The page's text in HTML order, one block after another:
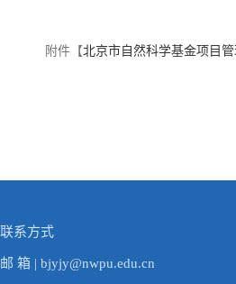
附件【北京市自然科学基金项目
联系方式
邮 箱 | bjyjy@nwpu.edu.cn